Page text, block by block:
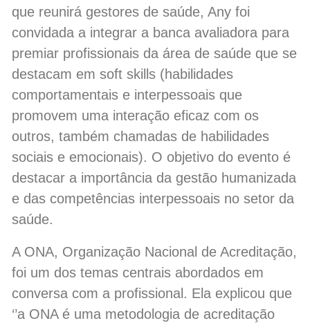
que reunirá gestores de saúde, Any foi
convidada a integrar a banca avaliadora para
premiar profissionais da área de saúde que se
destacam em soft skills (habilidades
comportamentais e interpessoais que
promovem uma interação eficaz com os
outros, também chamadas de habilidades
sociais e emocionais). O objetivo do evento é
destacar a importância da gestão humanizada
e das competências interpessoais no setor da
saúde.
A ONA, Organização Nacional de Acreditação,
foi um dos temas centrais abordados em
conversa com a profissional. Ela explicou que
‘’a ONA é uma metodologia de acreditação